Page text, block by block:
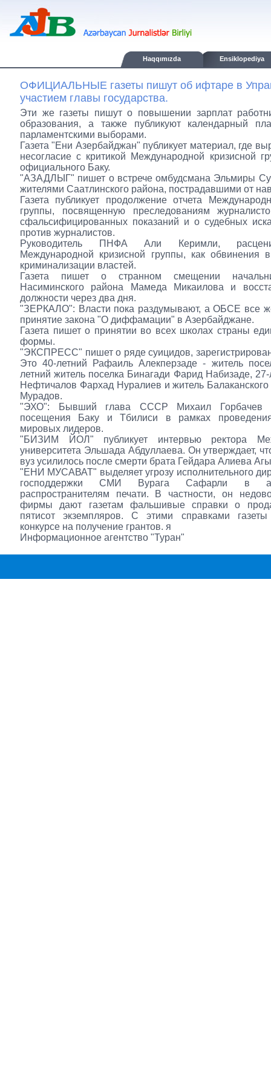
Haqqımızda Ensiklopediya
ОФИЦИАЛЬНЫЕ газеты пишут об ифтаре в
участием главы государства.
Эти же газеты пишут о повышении зарплат
образования, а также публикуют календарный
парламентскими выборами.
Газета "Ени Азербайджан" публикует материал, где
несогласие с критикой Международной кризисной
официального Баку.
"АЗАДЛЫГ" пишет о встрече омбудсмана Эльмиры
жителями Саатлинского района, пострадавшими от
Газета публикует продолжение отчета
группы, посвященную преследованиям
сфальсифицированных показаний и о судебных
против журналистов.
Руководитель ПНФА Али Керимли,
Международной кризисной группы, как обвинения
криминализации властей.
Газета пишет о странном смещении
Насиминского района Мамеда Микаилова и
должности через два дня.
"ЗЕРКАЛО": Власти пока раздумывают, а ОБСЕ все
принятие закона "О диффамации" в Азербайджане.
Газета пишет о принятии во всех школах страны
формы.
"ЭКСПРЕСС" пишет о ряде суицидов,
Это 40-летний Рафаиль Алекперзаде - житель
летний житель поселка Бинагади Фарид Набизаде, 27-
Нефтичалов Фархад Нуралиев и житель
Мурадов.
"ЭХО": Бывший глава СССР Михаил Горбачев
посещения Баку и Тбилиси в рамках
мировых лидеров.
"БИЗИМ ЙОЛ" публикует интервью ректора
университета Эльшада Абдуллаева. Он утверждает,
вуз усилилось после смерти брата Гейдара Алиева
"ЕНИ МУСАВАТ" выделяет угрозу исполнительного
господдержки СМИ Вурага Сафарли в
распространителям печати. В частности, он
фирмы дают газетам фальшивые справки о
пятисот экземпляров. С этими справками
конкурсе на получение грантов. я
Информационное агентство "Туран"